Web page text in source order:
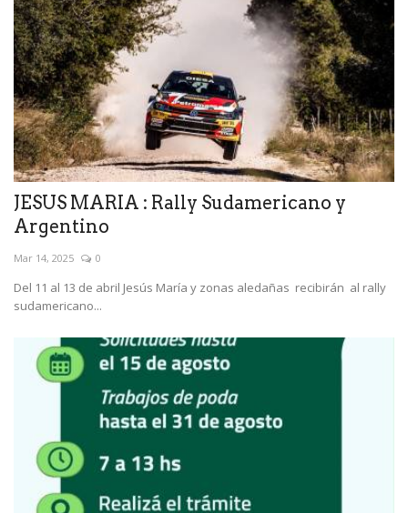
JESUS MARIA : Rally Sudamericano y
Argentino
Mar 14, 2025 0
Del 11 al 13 de abril Jesús María y zonas aledañas recibirán al rally
sudamericano...